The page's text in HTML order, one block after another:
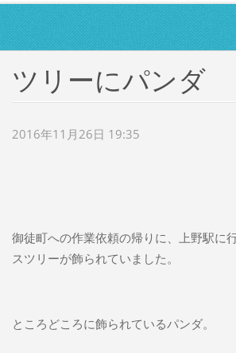
ツリーにパンダ
2016年11月26日 19:35
御徒町への作業依頼の帰りに、上野駅に
スツリーが飾られていました。
ところどころに飾られているパンダ。